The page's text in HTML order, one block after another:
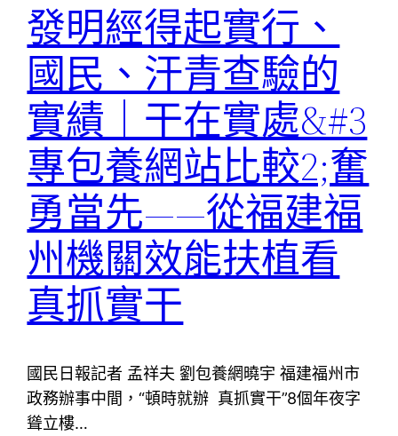
發明經得起實行、
國民、汗青查驗的
實績｜干在實處&#3
專包養網站比較2;奮
勇當先——從福建福
州機關效能扶植看
真抓實干
國民日報記者 孟祥夫 劉包養網曉宇 福建福州市
政務辦事中間，“頓時就辦 真抓實干”8個年夜字
聳立樓…